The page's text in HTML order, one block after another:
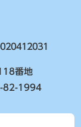
番地
82-1994